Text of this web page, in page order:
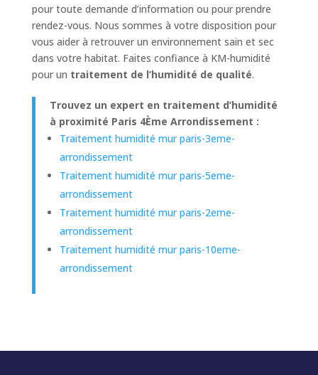
pour toute demande d’information ou pour prendre
rendez-vous. Nous sommes à votre disposition pour
vous aider à retrouver un environnement sain et sec
dans votre habitat. Faites confiance à KM-humidité
pour un traitement de l’humidité de qualité.
Trouvez un expert en traitement d’humidité
à proximité Paris 4Ème Arrondissement :
Traitement humidité mur paris-3eme-
arrondissement
Traitement humidité mur paris-5eme-
arrondissement
Traitement humidité mur paris-2eme-
arrondissement
Traitement humidité mur paris-10eme-
arrondissement